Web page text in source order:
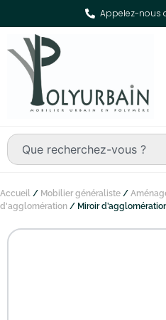
Appelez-nous
Accueil / Mobilier généraliste /
d'agglomération / Miroir